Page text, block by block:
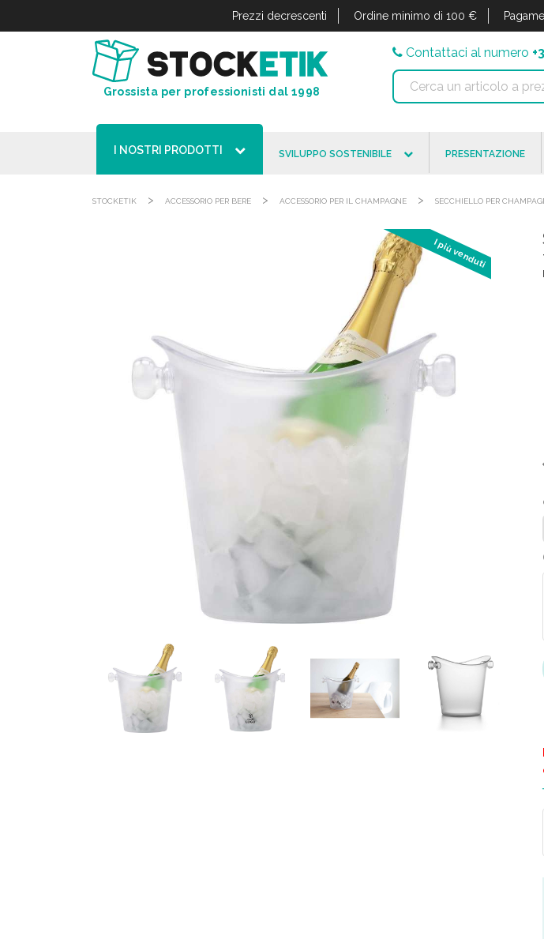
Prezzi decrescenti Ordine minimo di 100 €
Grossista per professionisti dal 1998
Contattaci al numero
I NOSTRI PRODOTTI SVILUPPO SOSTENIBILE PRESENTAZIONE
STOCKETIK > ACCESSORIO PER BERE > ACCESSORIO PER IL CHAMPAGNE > SECCHIELLO PER
I più venduti